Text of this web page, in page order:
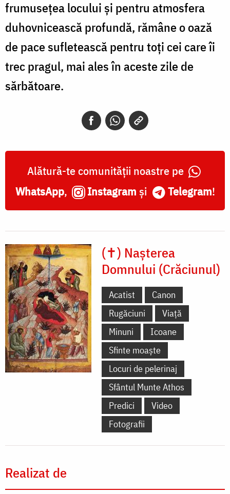
frumusețea locului și pentru atmosfera
duhovnicească profundă, rămâne o oază
de pace sufletească pentru toți cei care îi
trec pragul, mai ales în aceste zile de
sărbătoare.
Alătură-te comunității noastre pe
WhatsApp, Instagram și Telegram!
(✝) Nașterea
Domnului (Crăciunul)
Acatist
Canon
Rugăciuni
Viață
Minuni
Icoane
Sfinte moaște
Locuri de pelerinaj
Sfântul Munte Athos
Predici
Video
Fotografii
Realizat de